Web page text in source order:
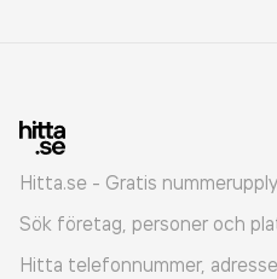
Hitta.se - Gratis
Sök företag, personer och
Hitta telefonnummer,